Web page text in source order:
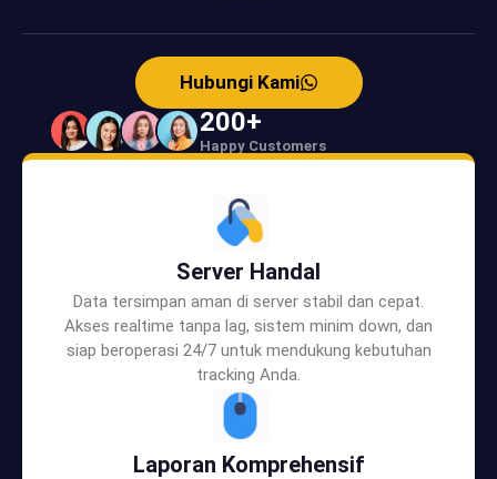
Hubungi Kami
200+
Happy Customers
Server Handal
Data tersimpan aman di server stabil dan cepat.
Akses realtime tanpa lag, sistem minim down, dan
siap beroperasi 24/7 untuk mendukung kebutuhan
tracking Anda.
Laporan Komprehensif